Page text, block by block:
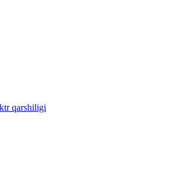
qarshiligi